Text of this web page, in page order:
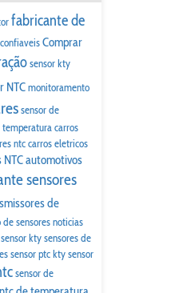
fabricante de
Comprar
sensor kty
NTCmonitoramento
sensor de
temperatura carros
ntc carros eletricos
NTC automotivos
sensores
de
sensoresnoticias
sensor ktysensores de
sensor ptc ktysensor
sensor de